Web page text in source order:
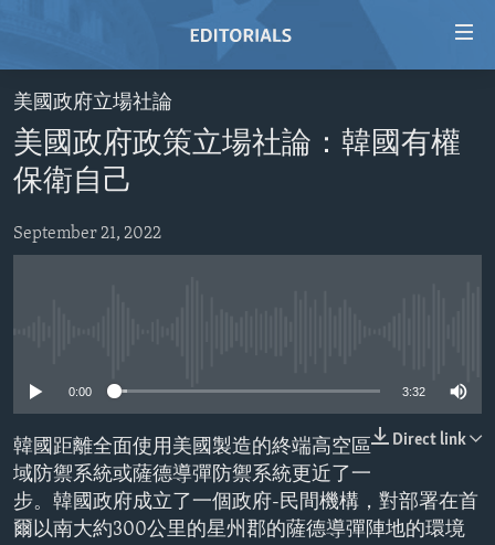
Skip
to
main
content
Skip
to
main
HOME
VIDEO
RADIO
REGIONS
EUROPE
MIDDLE EAST
AID AND DEVELOPMENT
DEMOCRACY AND GOVERNANCE
ECONOMY AND TRADE
ENVIRONMENT AND HEALTH
FOLLOW US
美國政府立場社論
美國政府政策立場社論：韓國有權
保衛自己
September 21, 2022
0:00 3:32
Direct link
韓國距離全面使用美國製造的終端高空區
域防禦系統或薩德導彈防禦系統更近了一
步。韓國政府成立了一個政府-民間機構，對部署在首
爾以南大約300公里的星州郡的薩德導彈陣地的環境